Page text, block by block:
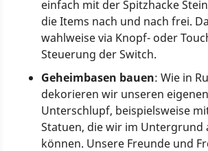
einfach mit der Spitzhacke
die Items nach und nach frei.
wahlweise via Knopf- oder
Steuerung der Switch.
Geheimbasen bauen: Wie in
dekorieren wir unseren
Unterschlupf, beispielsweise
Statuen, die wir im Untergrund
können. Unsere Freunde und